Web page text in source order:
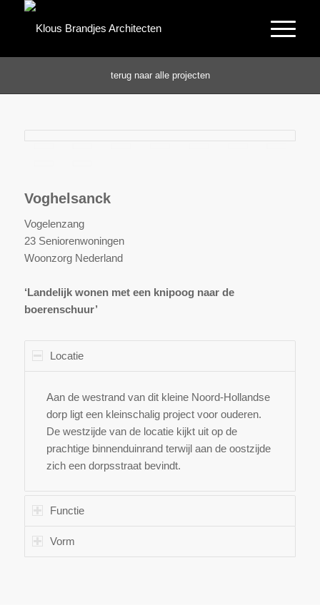
terug naar alle projecten
Voghelsanck
Vogelenzang
23 Seniorenwoningen
Woonzorg Nederland
‘Landelijk wonen met een knipoog naar de
boerenschuur’
Locatie
Aan de westrand van dit kleine Noord-Hollandse
dorp ligt een kleinschalig project voor ouderen.
De westzijde van de locatie kijkt uit op de
prachtige binnenduinrand terwijl aan de oostzijde
zich een dorpsstraat bevindt.
Functie
Vorm